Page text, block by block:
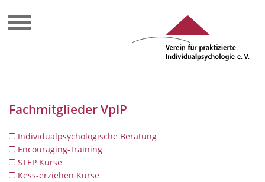
Fachmitglieder VpIP
Individualpsychologische Beratung
Encouraging-Training
STEP Kurse
Kess-erziehen Kurse